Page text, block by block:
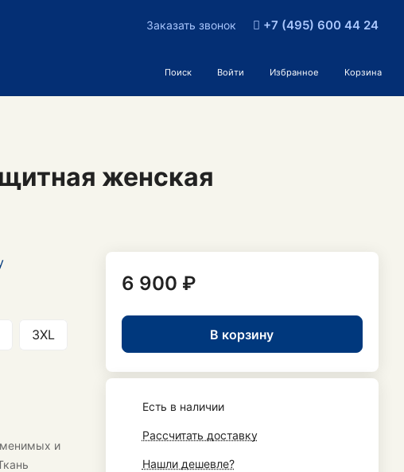
Заказать звонок +7 (495) 600 44 24
Поиск Войти Избранное Корзина
женская
3XL
и
6 900 ₽
В корзину
Есть в наличии
Рассчитать доставку
Нашли дешевле?